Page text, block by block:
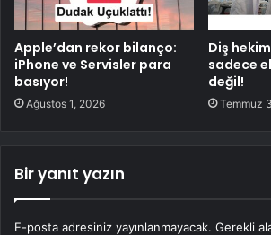
Apple’dan rekor bilanço:
iPhone ve Servisler para
basıyor!
Ağustos 1, 2026
Diş
sadece
değil!
Temmuz
Bir yanıt yazın
E-posta adresiniz yayınlanmayacak. Gerekli